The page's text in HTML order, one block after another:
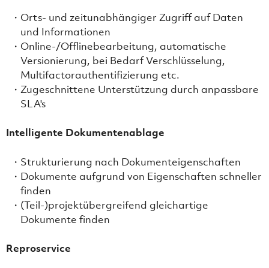
Orts- und zeitunabhängiger Zugriff auf Daten
und Informationen
Online-/Offlinebearbeitung, automatische
Versionierung, bei Bedarf Verschlüsselung,
Multifactorauthentifizierung etc.
Zugeschnittene Unterstützung durch anpassbare
SLA's
Intelligente Dokumentenablage
Strukturierung nach Dokumenteigenschaften
Dokumente aufgrund von Eigenschaften schneller
finden
(Teil-)projektübergreifend gleichartige
Dokumente finden
Reproservice